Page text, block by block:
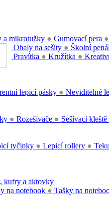
a mikrotužky ● Gumovací pera ●
Obaly na sešity ● Školní
Pravítka ● Kružítka ●
lepicí pásky ● Neviditelné
● Rozešívače ● Sešívací kleště
tyčinky ● Lepicí rollery ●
kufry a aktovky
na notebook ● Tašky na